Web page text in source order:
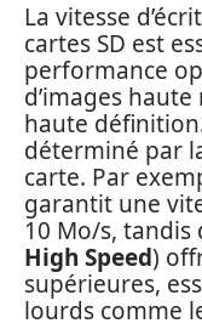
La vitesse
cartes SD est
performance
d’images
haute
déterminé par
carte. Par
garantit une
10 Mo/s, tandis
High Speed)
supérieures,
lourds comme